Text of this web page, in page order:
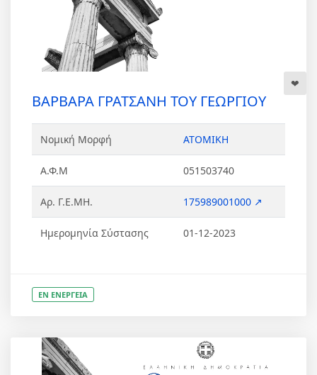
ΒΑΡΒΑΡΑ ΓΡΑΤΣΑΝΗ ΤΟΥ ΓΕΩΡΓΙΟΥ
Νομική Μορφή ΑΤΟΜΙΚΗ
Α.Φ.Μ 051503740
Αρ. Γ.Ε.ΜΗ. 175989001000 ↗
Ημερομηνία Σύστασης 01-12-2023
ΕΝ ΕΝΕΡΓΕΙΑ